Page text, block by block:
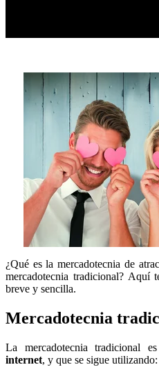
¿Qué es la mercadotecnia de
mercadotecnia tradicional? Aquí
breve y sencilla.
Mercadotecnia
La mercadotecnia tradicional
internet, y que se sigue utilizando: